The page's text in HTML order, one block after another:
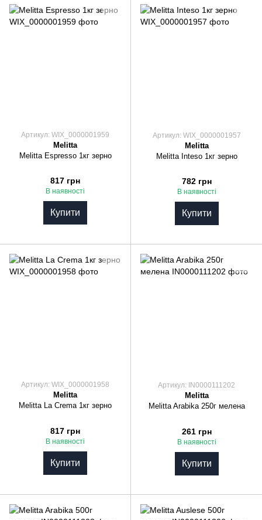
Артикул: WIX_0000001959
Melitta
Melitta Espresso 1кг зерно
817 грн
В наявності
Купити
Артикул: WIX_0000001957
Melitta
Melitta Inteso 1кг зерно
782 грн
В наявності
Купити
Артикул: WIX_0000001958
Melitta
Melitta La Crema 1кг зерно
817 грн
В наявності
Купити
Артикул: IN0000111202
Melitta
Melitta Arabika 250г мелена
261 грн
В наявності
Купити